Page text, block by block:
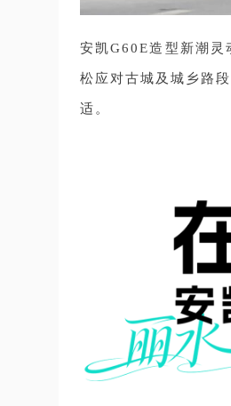
安凯G60E造型新潮灵
松应对古城及城乡路
适。